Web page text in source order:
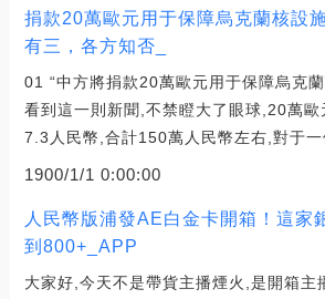
捐款20萬歐元用于保障烏克蘭核設
有三，各方知否_
01 “中方將捐款20萬歐元用于保障烏克
看到這一則新聞,不禁瞪大了眼球,20萬
7.3人民幣,合計150萬人民幣左右,對于一
1900/1/1 0:00:00
人民幣版浦發AE白金卡開箱！這家
到800+_APP
大家好,今天不是帶貨主播煙火,是開箱主